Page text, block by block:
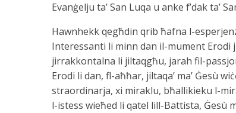
Evanġelju ta’ San Luqa u anke f’dak ta’
Hawnhekk qegħdin qrib ħafna l-
Interessanti li minn dan il-mument Erodi
jirrakkontalna li jiltaqgħu, jarah fil-
Erodi li dan, fl-aħħar, jiltaqa’ ma’ Ġesù
straordinarja, xi miraklu, bħallikieku l-
l-istess wieħed li qatel lill-Battista, Ġesù